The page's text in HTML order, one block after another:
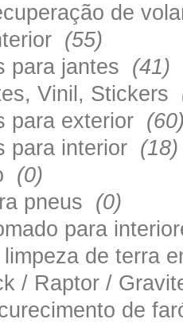
de
(55)
para jantes (41)
Vinil, Stickers
para exterior
para interior (18)
(0)
pneus (0)
para
limpeza de terra
/ Raptor /
de